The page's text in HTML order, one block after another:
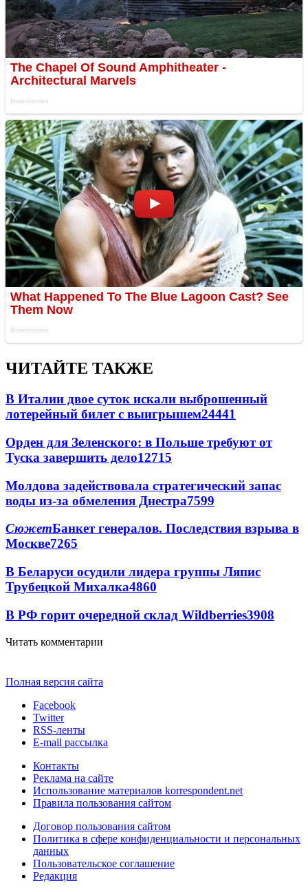
ЧИТАЙТЕ ТАКЖЕ
В Италии двое суток искали выброшенный
лотерейный билет с выигрышем24441
Орден для Зеленского: в Польше требуют от
Туска завершить дело12715
Молдова задействовала стратегический запас
воды из-за обмеления Днестра7599
СюжетБанкет генералов. Последствия взрыва в
Москве7265
В Беларуси осудили лидера группы Ляпис
Трубецкой Михалка4860
В РФ горит очередной склад Wildberries3908
Читать комментарии
Полная версия сайта
Facebook
Twitter
RSS-ленты
E-mail рассылка
Контакты
Реклама на сайте
Использование материалов korrespondent.net
Правила пользования сайтом
Договор пользования сайтом
Политика в сфере конфиденциальности и персональных
данных
Пользовательское соглашение
Редакция